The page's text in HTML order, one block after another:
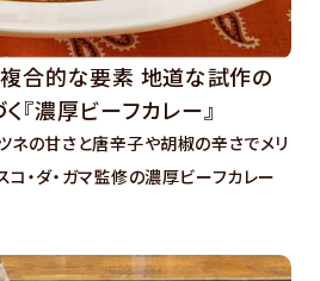
合的な要素 地道な試作の
『濃厚ビーフカレー』
ネの甘さと唐辛子や胡椒の辛さでメリ
コ・ダ・ガマ監修の濃厚ビーフカレー